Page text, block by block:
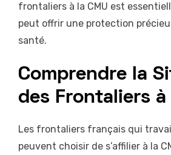
frontaliers à la CMU est
peut offrir une protection
santé.
Comprendre la
des Frontaliers à
Les frontaliers français qui
peuvent choisir de s’affilier à la